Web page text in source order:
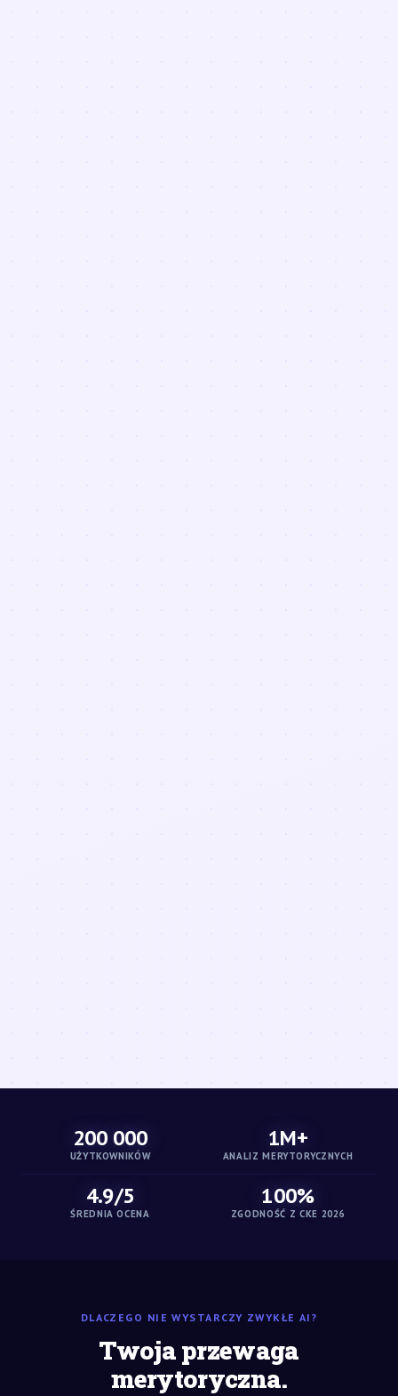
200 000
UŻYTKOWNIKÓW
1M+
ANALIZ MERYTORYCZNYCH
4.9/5
ŚREDNIA OCENA
100%
ZGODNOŚĆ Z CKE 2026
DLACZEGO NIE WYSTARCZY ZWYKŁE AI?
Twoja przewaga
merytoryczna.